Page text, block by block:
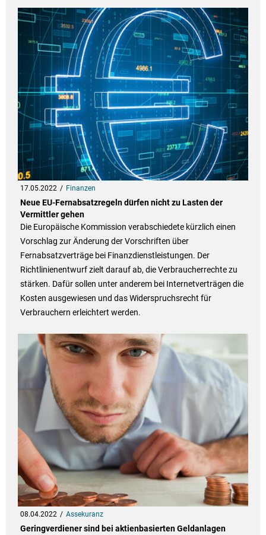
17.05.2022 Finanzen
Neue EU-Fernabsatzregeln dürfen nicht zu Lasten der
Vermittler gehen
Die Europäische Kommission verabschiedete kürzlich einen
Vorschlag zur Änderung der Vorschriften über
Fernabsatzverträge bei Finanzdienstleistungen. Der
Richtlinienentwurf zielt darauf ab, die Verbraucherrechte zu
stärken. Dafür sollen unter anderem bei Internetverträgen die
Kosten ausgewiesen und das Widerspruchsrecht für
Verbrauchern erleichtert werden.
08.04.2022 Assekuranz
Geringverdiener sind bei aktienbasierten Geldanlagen